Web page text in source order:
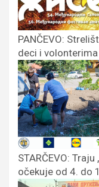
PANČEVO:
deci i volonterima
STARČEVO:
očekuje od 4. do